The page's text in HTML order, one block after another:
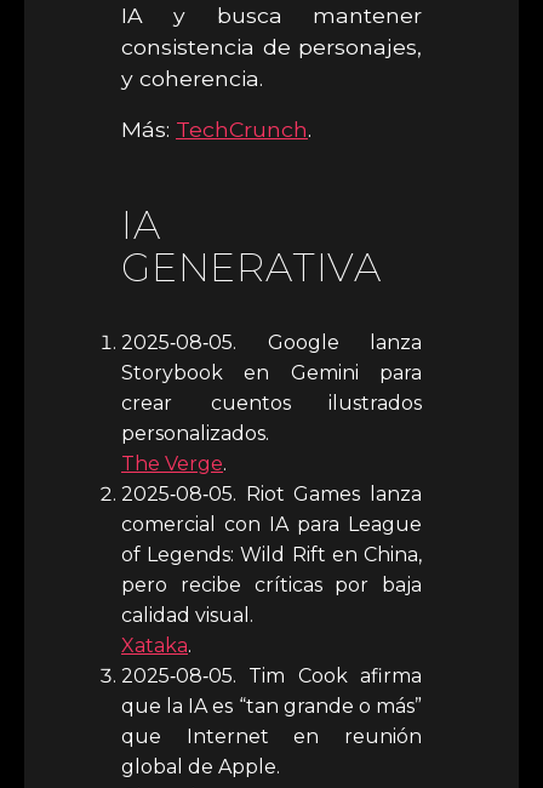
IA y busca mantener
consistencia de personajes,
y coherencia.
Más: TechCrunch.
IA
GENERATIVA
2025‑08‑05. Google lanza
Storybook en Gemini para
crear cuentos ilustrados
personalizados.
The Verge.
2025‑08‑05. Riot Games lanza
comercial con IA para League
of Legends: Wild Rift en China,
pero recibe críticas por baja
calidad visual.
Xataka.
2025‑08‑05. Tim Cook afirma
que la IA es “tan grande o más”
que Internet en reunión
global de Apple.